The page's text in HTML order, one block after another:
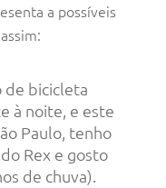
a possíveis
de bicicleta
à noite, e este
Paulo, tenho
Rex e gosto
de chuva).